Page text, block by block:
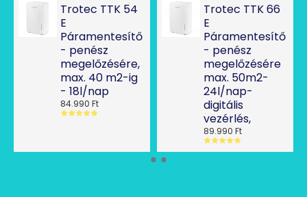
Trotec TTK 54
E
Páramentesítő
- penész
megelőzésére,
max. 40 m2-ig
- 18l/nap
84.990 Ft
Trotec TTK 66
E
Páramentesítő
- penész
megelőzésére
max. 50m2-
24l/nap-
digitális
vezérlés,
89.990 Ft